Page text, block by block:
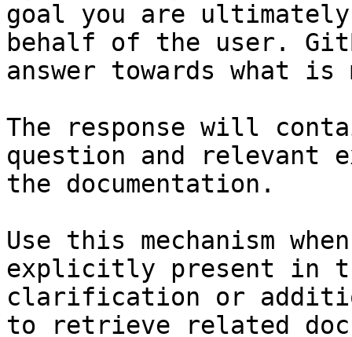
goal you are
behalf of the user.
answer towards what
The response will
question and relevant
the documentation.
Use this mechanism
explicitly present in
clarification or